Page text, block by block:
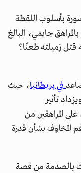
بأسلوب اللقطة
جايمي، البالغ
قتل زميلته طعنًا؟
في بريطانيا، حيث
تأثير
المراهقين من
المخاوف بشأن قدرة
بالصدمة من قصة